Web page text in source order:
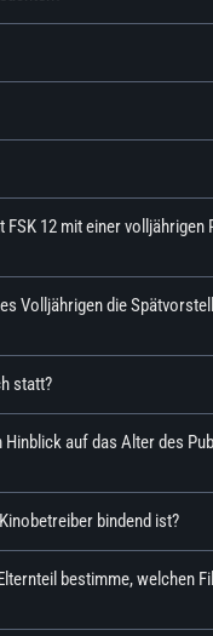
12 mit einer volljährigen
Volljährigen die
statt?
auf das Alter des
bindend ist?
bestimme, welchen